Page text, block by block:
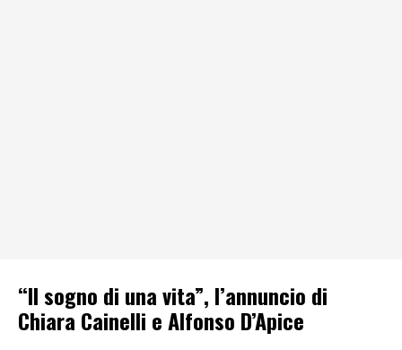
“Il sogno di una vita”, l’annuncio di
Chiara Cainelli e Alfonso D’Apice